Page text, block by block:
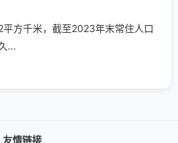
方千米，截至2023年末常住人口
...
友情链接